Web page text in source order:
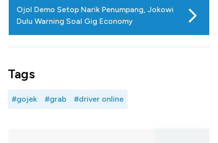
Ojol Demo Setop Narik Penumpang, Jokowi
Dulu Warning Soal Gig Economy
Tags
#gojek #grab #driver online